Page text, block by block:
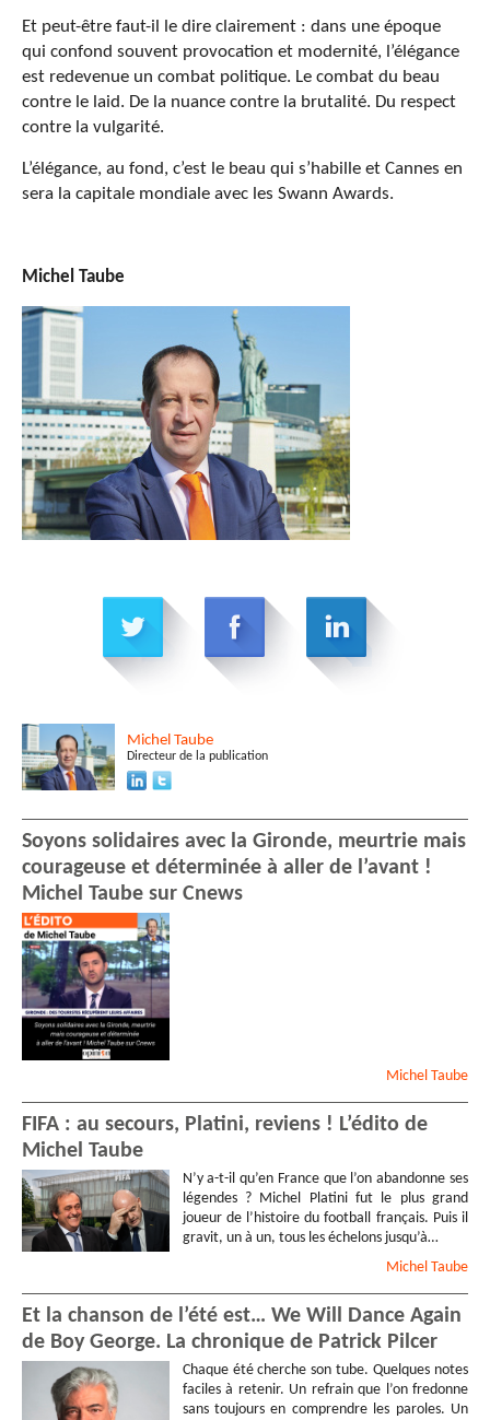
Et peut-être faut-il le dire clairement : dans une époque
qui confond souvent provocation et modernité, l’élégance
est redevenue un combat politique. Le combat du beau
contre le laid. De la nuance contre la brutalité. Du respect
contre la vulgarité.
L’élégance, au fond, c’est le beau qui s’habille et Cannes en
sera la capitale mondiale avec les Swann Awards.
Michel Taube
Michel Taube
Directeur de la publication
Soyons solidaires avec la Gironde, meurtrie mais
courageuse et déterminée à aller de l’avant !
Michel Taube sur Cnews
Michel Taube
FIFA : au secours, Platini, reviens ! L’édito de
Michel Taube
N’y a-t-il qu’en France que l’on abandonne ses
légendes ? Michel Platini fut le plus grand
joueur de l’histoire du football français. Puis il
gravit, un à un, tous les échelons jusqu’à…
Michel Taube
Et la chanson de l’été est… We Will Dance Again
de Boy George. La chronique de Patrick Pilcer
Chaque été cherche son tube. Quelques notes
faciles à retenir. Un refrain que l’on fredonne
sans toujours en comprendre les paroles. Un